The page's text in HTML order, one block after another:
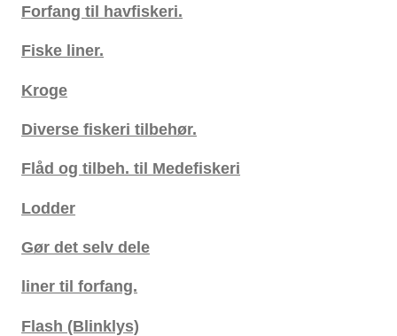
Forfang til havfiskeri.
Fiske liner.
Kroge
Diverse fiskeri tilbehør.
Flåd og tilbeh. til Medefiskeri
Lodder
Gør det selv dele
liner til forfang.
Flash (Blinklys)